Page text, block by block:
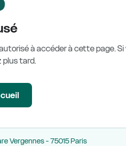
à accéder à cette page.
plus tard.
Vergennes - 75015 Paris